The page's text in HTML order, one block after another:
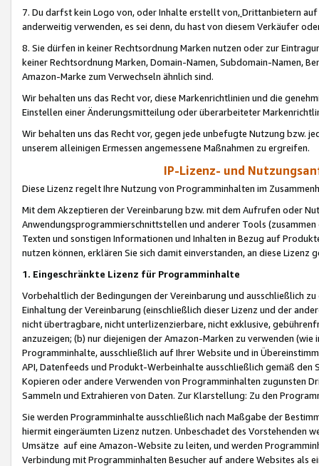
7. Du darfst kein Logo von, oder Inhalte erstellt von,Drittanbietern auf
anderweitig verwenden, es sei denn, du hast von diesem Verkäufer
8. Sie dürfen in keiner Rechtsordnung Marken nutzen oder zur
keiner Rechtsordnung Marken, Domain-Namen, Subdomain-Namen,
Amazon-Marke zum Verwechseln ähnlich sind.
Wir behalten uns das Recht vor, diese Markenrichtlinien und die
Einstellen einer Änderungsmitteilung oder überarbeiteter
Wir behalten uns das Recht vor, gegen jede unbefugte Nutzung bzw.
unserem alleinigen Ermessen angemessene Maßnahmen zu ergreifen.
IP-Lizenz- und
Diese Lizenz regelt Ihre Nutzung von Programminhalten im
Mit dem Akzeptieren der Vereinbarung bzw. mit dem Aufrufen oder
Anwendungsprogrammierschnittstellen und anderer Tools (zusammen
Texten und sonstigen Informationen und Inhalten in Bezug auf
nutzen können, erklären Sie sich damit einverstanden, an diese Lizenz
1. Eingeschränkte Lizenz für Programminhalte
Vorbehaltlich der Bedingungen der Vereinbarung und ausschließlich
Einhaltung der Vereinbarung (einschließlich dieser Lizenz und der
nicht übertragbare, nicht unterlizenzierbare, nicht exklusive,
anzuzeigen; (b) nur diejenigen der Amazon-Marken zu verwenden
Programminhalte, ausschließlich auf Ihrer Website und in
API, Datenfeeds und Produkt-Werbeinhalte ausschließlich gemäß
Kopieren oder andere Verwenden von Programminhalten zugunsten
Sammeln und Extrahieren von Daten. Zur Klarstellung: Zu den
Sie werden Programminhalte ausschließlich nach Maßgabe der
hiermit eingeräumten Lizenz nutzen. Unbeschadet des Vorstehenden
Umsätze auf eine Amazon-Website zu leiten, und werden
Verbindung mit Programminhalten Besucher auf andere Websites als